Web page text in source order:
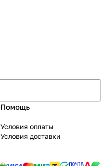
Помощь
Условия оплаты
Условия доставки